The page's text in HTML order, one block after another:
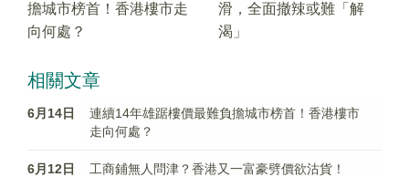
擔城市榜首！香港樓市走
向何處？
滑，全面撤辣或難「解
渴」
相關文章
6月14日
連續14年雄踞樓價最難負擔城市榜首！香港樓市
走向何處？
6月12日 工商鋪無人問津？香港又一富豪劈價欲沽貨！